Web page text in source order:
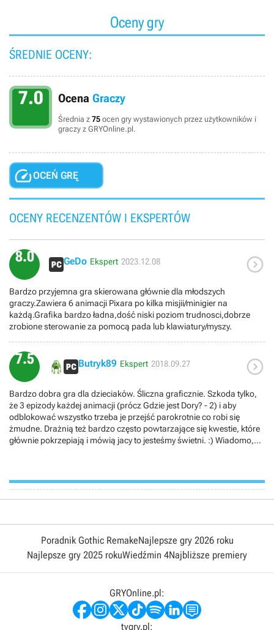
Oceny gry
ŚREDNIE OCENY:
7.0 Ocena Graczy
Średnia z 75 ocen gry wystawionych przez użytkowników i
graczy z GRYOnline.pl.
OCEŃ GRĘ
OCENY RECENZENTÓW I EKSPERTÓW
8.0 GeDo Ekspert 2023.12.08 
Bardzo przyjemna gra skierowana głównie dla młodszych
graczy.Zawiera 6 animacji Pixara po kilka misjii/minigier na
każdą.Grafika bardzo ładna,dość niski poziom trudnosci,dobrze
zrobione sterowanie za pomocą pada lub klawiatury/myszy.
7.5 Butryk89 Ekspert 2018.09.27 
Bardzo dobra gra dla dzieciaków. Śliczna graficznie. Szkoda tylko,
że 3 epizody każdej animacji (prócz Gdzie jest Dory? - 2) i aby
odblokować wszystko trzeba je przejść parokrotnie co robi się
żmudne. Drażnią też bardzo często powtarzające się kwestie, które
głównie pokrzepiają i mówią jacy to jesteśmy świetni. :) Wiadomo,
Poradnik Gothic RemakeNajlepsze gry 2026 roku
Najlepsze gry 2025 rokuWiedźmin 4Najbliższe premiery
GRYOnline.pl:
tvgry.pl: